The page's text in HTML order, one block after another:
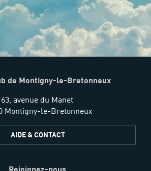
de Montigny-le-Bretonneux
63, avenue du Manet
Montigny-le-Bretonneux
AIDE & CONTACT